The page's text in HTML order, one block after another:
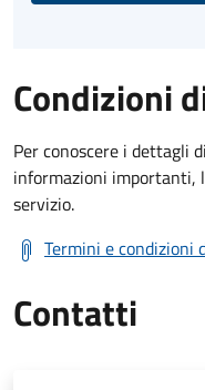
Condizioni
Per conoscere i dettagli
informazioni importanti,
servizio.
Termini e condizioni
Contatti